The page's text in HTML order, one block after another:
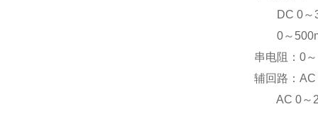
DC 0～
0～
串电阻：0
辅回路：
AC 0～